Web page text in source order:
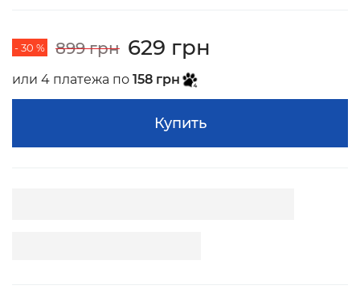
- 30 % 899 грн 629 грн
или 4 платежа по 158 грн
Купить